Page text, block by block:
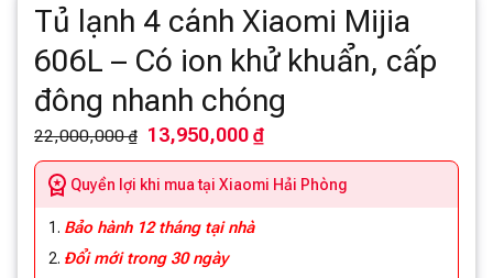
Tủ lạnh 4 cánh Xiaomi Mijia
606L – Có ion khử khuẩn, cấp
đông nhanh chóng
22,000,000 ₫ 13,950,000 ₫
Quyền lợi khi mua tại Xiaomi Hải Phòng
Bảo hành 12 tháng tại nhà
Đổi mới trong 30 ngày